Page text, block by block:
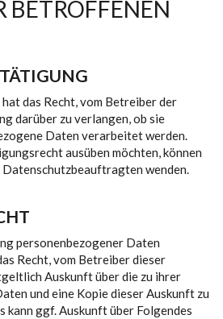
BETROFFENEN
das Recht, vom Betreiber der
darüber zu verlangen, ob sie
Daten verarbeitet werden.
ausüben möchten, können
Datenschutzbeauftragten wenden.
personenbezogener Daten
Recht, vom Betreiber dieser
Auskunft über die zu ihrer
und eine Kopie dieser Auskunft zu
kann ggf. Auskunft über Folgendes